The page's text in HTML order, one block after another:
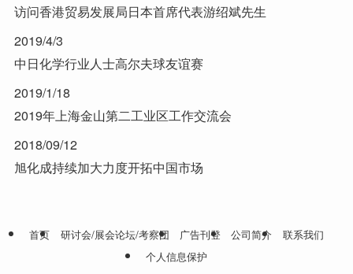
访问香港贸易发展局日本首席代表游绍斌先生
2019/4/3
中日化学行业人士高尔夫球友谊赛
2019/1/18
2019年上海金山第二工业区工作交流会
2018/09/12
旭化成持续加大力度开拓中国市场
首页 研讨会/展会论坛/考察团 广告刊登 公司简介
联系我们
个人信息保护